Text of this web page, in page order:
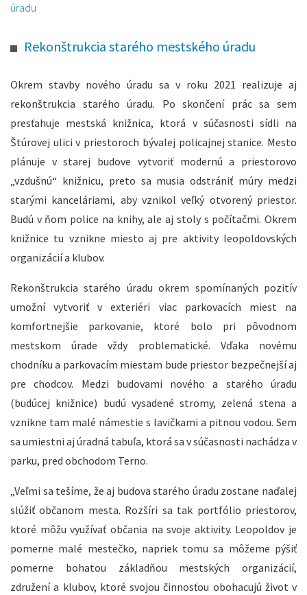
úradu
Rekonštrukcia starého mestského úradu
Okrem stavby nového úradu sa v roku 2021 realizuje aj
rekonštrukcia starého úradu. Po skončení prác sa sem
presťahuje mestská knižnica, ktorá v súčasnosti sídli na
Štúrovej ulici v priestoroch bývalej policajnej stanice. Mesto
plánuje v starej budove vytvoriť modernú a priestorovo
„vzdušnú“ knižnicu, preto sa musia odstrániť múry medzi
starými kanceláriami, aby vznikol veľký otvorený priestor.
Budú v ňom police na knihy, ale aj stoly s počítačmi. Okrem
knižnice tu vznikne miesto aj pre aktivity leopoldovských
organizácií a klubov.
Rekonštrukcia starého úradu okrem spomínaných pozitív
umožní vytvoriť v exteriéri viac parkovacích miest na
komfortnejšie parkovanie, ktoré bolo pri pôvodnom
mestskom úrade vždy problematické. Vďaka novému
chodníku a parkovacím miestam bude priestor bezpečnejší aj
pre chodcov. Medzi budovami nového a starého úradu
(budúcej knižnice) budú vysadené stromy, zelená stena a
vznikne tam malé námestie s lavičkami a pitnou vodou. Sem
sa umiestni aj úradná tabuľa, ktorá sa v súčasnosti nachádza v
parku, pred obchodom Terno.
„Veľmi sa tešíme, že aj budova starého úradu zostane naďalej
slúžiť občanom mesta. Rozšíri sa tak portfólio priestorov,
ktoré môžu využívať občania na svoje aktivity. Leopoldov je
pomerne malé mestečko, napriek tomu sa môžeme pýšiť
pomerne bohatou základňou mestských organizácií,
združení a klubov, ktoré svojou činnosťou obohacujú život v